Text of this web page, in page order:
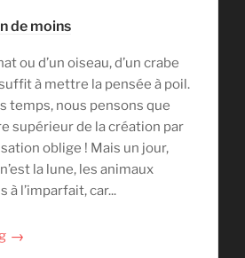
de moins
ou d’un oiseau, d’un crabe
à mettre la pensée à poil.
temps, nous pensons que
supérieur de la création par
oblige ! Mais un jour,
la lune, les animaux
à l’imparfait, car...
→